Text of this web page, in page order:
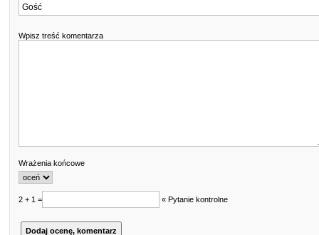
Wpisz treść komentarza
Wrażenia końcowe
2 + 1 = « Pytanie kontrolne